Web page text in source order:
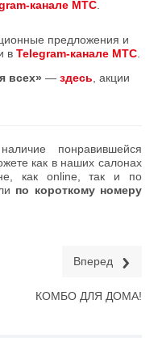
канале МТС
предложения и
в Telegram-канале МТС
всех» — здесь , акции
понравившейся
как в наших салонах
как online, так и по
по короткому номеру
Вперед
КОМБО ДЛЯ ДОМА!